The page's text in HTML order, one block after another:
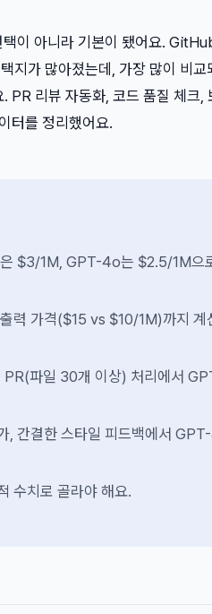
이 아니라 기본이 됐어요.
가 많아졌는데, 가장 많이 비교
. PR 리뷰 자동화, 코드 품질 체크,
터를 정리했어요.
$3/1M, GPT-4o는 $2.5/1M으
력 가격($15 vs $10/1M)까지 계
파일 30개 이상) 처리에서
, 간결한 스타일 피드백에서
수치로 골라야 해요.